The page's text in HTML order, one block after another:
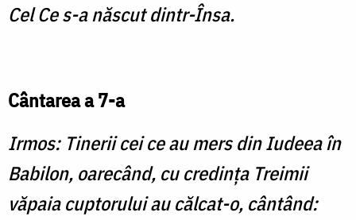
Cel Ce s-a născut dintr-Însa.
Cântarea a 7-a
Irmos: Tinerii cei ce au mers din Iudeea în
Babilon, oarecând, cu credinţa Treimii
văpaia cuptorului au călcat-o, cântând: